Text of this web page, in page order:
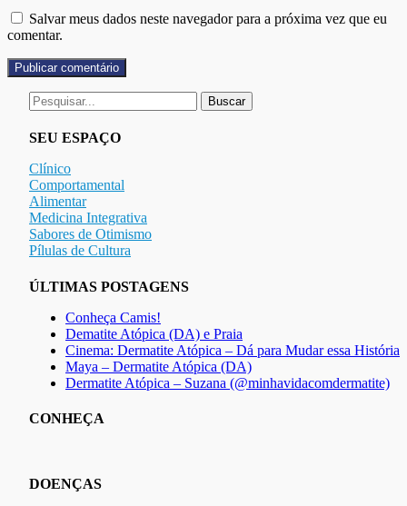
Salvar meus dados neste navegador para a próxima vez que eu
comentar.
Buscar
por:
SEU ESPAÇO
Clínico
Comportamental
Alimentar
Medicina Integrativa
Sabores de Otimismo
Pílulas de Cultura
ÚLTIMAS POSTAGENS
Conheça Camis!
Dematite Atópica (DA) e Praia
Cinema: Dermatite Atópica – Dá para Mudar essa História
Maya – Dermatite Atópica (DA)
Dermatite Atópica – Suzana (@minhavidacomdermatite)
CONHEÇA
DOENÇAS